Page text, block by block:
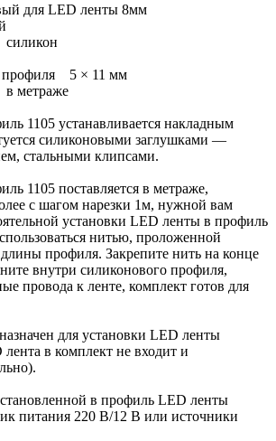
для LED ленты 8мм
профиля 5 × 11 мм
метраже
1105 устанавливается накладным
силиконовыми заглушками —
стальными клипсами.
1105 поставляется в метраже,
с шагом нарезки 1м, нужной вам
установки LED ленты в профиль
нитью, проложенной
профиля. Закрепите нить на конце
внутри силиконового профиля,
провода к ленте, комплект готов для
для установки LED ленты
в комплект не входит и
в профиль LED ленты
питания 220 В/12 В или источники